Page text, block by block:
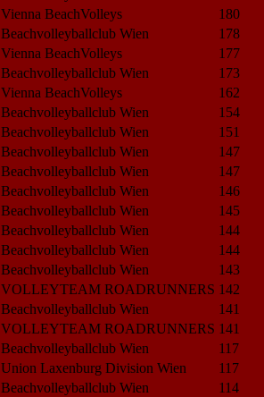
Vienna BeachVolleys
180
Beachvolleyballclub Wien
178
Vienna BeachVolleys
177
Beachvolleyballclub Wien
173
Vienna BeachVolleys
162
Beachvolleyballclub Wien
154
Beachvolleyballclub Wien
151
Beachvolleyballclub Wien
147
Beachvolleyballclub Wien
147
Beachvolleyballclub Wien
146
Beachvolleyballclub Wien
145
Beachvolleyballclub Wien
144
Beachvolleyballclub Wien
144
Beachvolleyballclub Wien
143
VOLLEYTEAM ROADRUNNERS 142
Beachvolleyballclub Wien
141
VOLLEYTEAM ROADRUNNERS 141
Beachvolleyballclub Wien
117
Union Laxenburg Division Wien
117
Beachvolleyballclub Wien 114